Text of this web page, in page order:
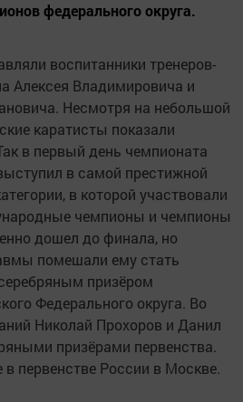
федерального округа.
воспитанники тренеров-
Алексея Владимировича и
Несмотря на небольшой
каратисты показали
в первый день чемпионата
в самой престижной
в которой участвовали
чемпионы и чемпионы
дошел до финала, но
помешали ему стать
призёром
Федерального округа. Во
Николай Прохоров и Данил
призёрами первенства.
в первенстве России в Москве.